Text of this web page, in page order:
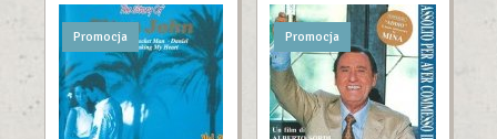
Promocja Promocja